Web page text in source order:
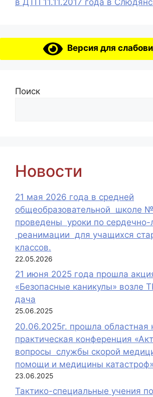
в ДТП 11.11.2017 года в
Версия для
Поиск
Новости
21 мая 2026 года в средней
общеобразовательной школе
проведены уроки по сердечно-
реанимации для учащихся
классов.
22.05.2026
21 июня 2025 года прошла
«Безопасные каникулы» возле
дача
25.06.2025
20.06.2025г. прошла областная
практическая конференция
вопросы службы скорой
помощи и медицины катастроф»
23.06.2025
Тактико-специальные учения